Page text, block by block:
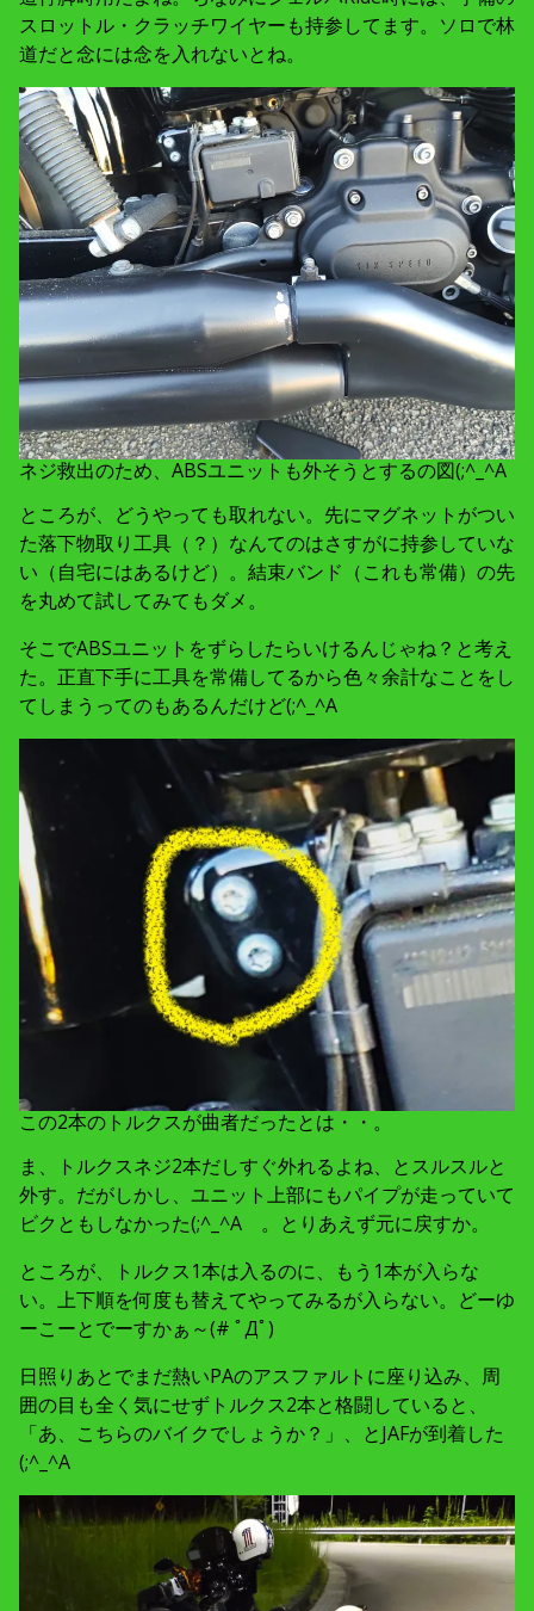
スロットル・クラッチワイヤーも持参してます。ソロで林
道だと念には念を入れないとね。
ネジ救出のため、ABSユニットも外そうとするの図(;^_^A
ところが、どうやっても取れない。先にマグネットがつい
た落下物取り工具（？）なんてのはさすがに持参していな
い（自宅にはあるけど）。結束バンド（これも常備）の先
を丸めて試してみてもダメ。
そこでABSユニットをずらしたらいけるんじゃね？と考え
た。正直下手に工具を常備してるから色々余計なことをし
てしまうってのもあるんだけど(;^_^A
この2本のトルクスが曲者だったとは・・。
ま、トルクスネジ2本だしすぐ外れるよね、とスルスルと
外す。だがしかし、ユニット上部にもパイプが走っていて
ビクともしなかった(;^_^A 。とりあえず元に戻すか。
ところが、トルクス1本は入るのに、もう1本が入らな
い。上下順を何度も替えてやってみるが入らない。どーゆ
ーこーとでーすかぁ～(# ﾟДﾟ)
日照りあとでまだ熱いPAのアスファルトに座り込み、周
囲の目も全く気にせずトルクス2本と格闘していると、
「あ、こちらのバイクでしょうか？」、とJAFが到着した
(;^_^A